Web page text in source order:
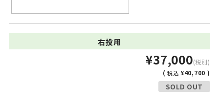
右投用
¥37,000(税別)
(税込 ¥40,700 )
SOLD OUT